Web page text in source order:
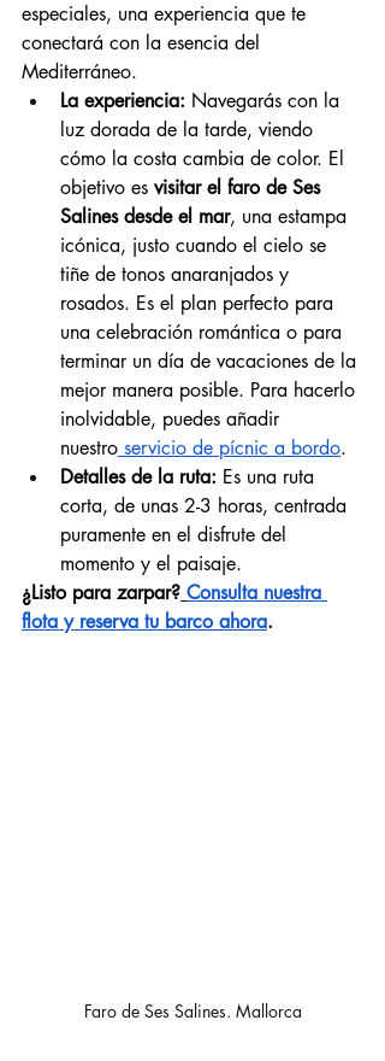
especiales, una experiencia que te
conectará con la esencia del
Mediterráneo.
La experiencia: Navegarás con la
luz dorada de la tarde, viendo
cómo la costa cambia de color. El
objetivo es visitar el faro de Ses
Salines desde el mar, una estampa
icónica, justo cuando el cielo se
tiñe de tonos anaranjados y
rosados. Es el plan perfecto para
una celebración romántica o para
terminar un día de vacaciones de la
mejor manera posible. Para hacerlo
inolvidable, puedes añadir
nuestro servicio de pícnic a bordo.
Detalles de la ruta: Es una ruta
corta, de unas 2-3 horas, centrada
puramente en el disfrute del
momento y el paisaje.
¿Listo para zarpar? Consulta nuestra
flota y reserva tu barco ahora.
Faro de Ses Salines. Mallorca